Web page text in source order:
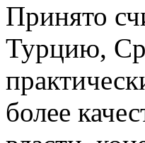
Принято
Турцию,
более